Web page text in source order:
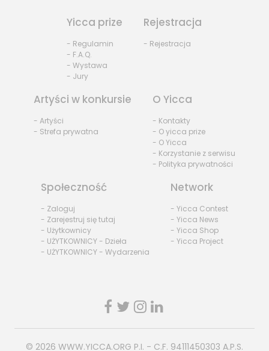
Yicca prize
- Regulamin
- F.A.Q.
- Wystawa
- Jury
Rejestracja
- Rejestracja
Artyści w konkursie
- Artyści
- Strefa prywatna
O Yicca
- Kontakty
- O yicca prize
- O Yicca
- Korzystanie z serwisu
- Polityka prywatności
Społeczność
- Zaloguj
- Zarejestruj się tutaj
- Użytkownicy
- UŻYTKOWNICY - Dzieła
- UŻYTKOWNICY - Wydarzenia
Network
- Yicca Contest
- Yicca News
- Yicca Shop
- Yicca Project
© 2026 WWW.YICCA.ORG P.I. - C.F. 94111450303 A.P.S.